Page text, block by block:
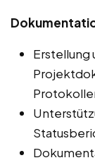
Erstellung